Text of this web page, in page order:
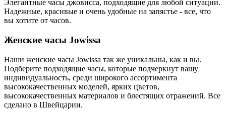
Элегантные часы джовисса, подходящие для любой ситуации.
Надежные, красивые и очень удобные на запястье - все, что
вы хотите от часов.
Женские часы Jowissa
Наши женские часы Jowissa так же уникальны, как и вы.
Подберите подходящие часы, которые подчеркнут вашу
индивидуальность, среди широкого ассортимента
высококачественных моделей, ярких цветов,
высококачественных материалов и блестящих отражений. Все
сделано в Швейцарии.